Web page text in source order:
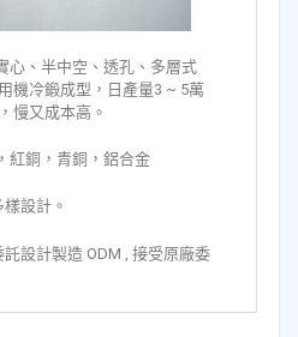
心、半中空、透孔、多層式
機冷鍛成型，日產量3 ~ 5萬
慢又成本高。
紅銅，青銅，鋁合金
設計。
設計製造 ODM , 接受原廠委